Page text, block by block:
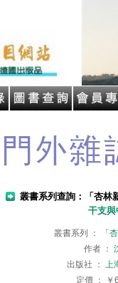
叢書系列查詢：「杏林
干支
叢書系列 ：
「
作者 ：
出版社
： 上
定價 ： ￥